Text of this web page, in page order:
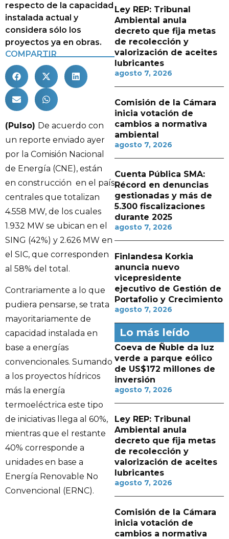
respecto de la capacidad
instalada actual y
considera sólo los
proyectos ya en obras.
COMPARTIR
(Pulso) De acuerdo con
un reporte enviado ayer
por la Comisión Nacional
de Energía (CNE), están
en construcción en el país
centrales que totalizan
4.558 MW, de los cuales
1.932 MW se ubican en el
SING (42%) y 2.626 MW en
el SIC, que corresponden
al 58% del total.
Contrariamente a lo que
pudiera pensarse, se trata
mayoritariamente de
capacidad instalada en
base a energías
convencionales. Sumando
a los proyectos hídricos
más la energía
termoeléctrica este tipo
de iniciativas llega al 60%,
mientras que el restante
40% corresponde a
unidades en base a
Energía Renovable No
Convencional (ERNC).
Ley REP: Tribunal
Ambiental anula
decreto que fija metas
de recolección y
valorización de aceites
lubricantes
agosto 7, 2026
Comisión de la Cámara
inicia votación de
cambios a normativa
ambiental
agosto 7, 2026
Cuenta Pública SMA:
Récord en denuncias
gestionadas y más de
5.300 fiscalizaciones
durante 2025
agosto 7, 2026
Finlandesa Korkia
anuncia nuevo
vicepresidente
ejecutivo de Gestión de
Portafolio y Crecimiento
agosto 7, 2026
Lo más leído
Coeva de Ñuble da luz
verde a parque eólico
de US$172 millones de
inversión
agosto 7, 2026
Ley REP: Tribunal
Ambiental anula
decreto que fija metas
de recolección y
valorización de aceites
lubricantes
agosto 7, 2026
Comisión de la Cámara
inicia votación de
cambios a normativa